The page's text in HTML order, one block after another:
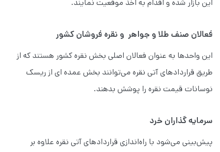
این بازار شده و اقدام به اخذ موقعيت نمایند.
فعالان صنف طلا و جواهر و نقره فروشان كشور
این واحدها به عنوان فعالان اصلی بخش نقره كشور هستند كه از
طریق قراردادهای آتی نقره می‌توانند بخش عمده ای از ریسک
نوسانات قيمت نقره را پوشش بدهند.
سرمایه گذاران خرد
پیش‌بینی می‌شود با راه‌اندازی قراردادهای آتی نقره علاوه بر